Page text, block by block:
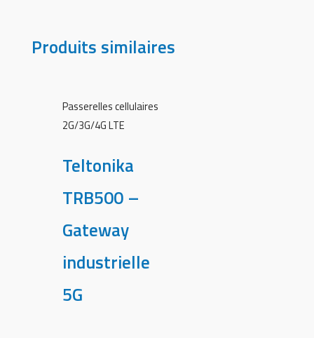
Produits similaires
Passerelles cellulaires
2G/3G/4G LTE
Teltonika
TRB500 –
Gateway
industrielle
5G